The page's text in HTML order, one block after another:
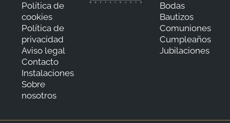
Política de
cookies
Política de
privacidad
Aviso legal
Contacto
Instalaciones
Sobre
nosotros
Bodas
Bautizos
Comuniones
Cumpleaños
Jubilaciones